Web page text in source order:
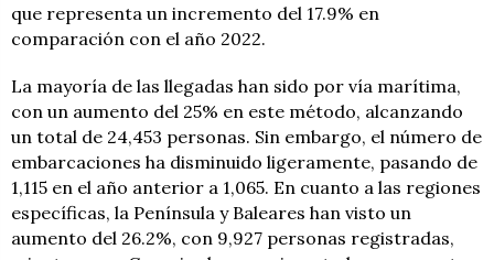
que representa un incremento del 17.9% en
comparación con el año 2022.
La mayoría de las llegadas han sido por vía marítima,
con un aumento del 25% en este método, alcanzando
un total de 24,453 personas. Sin embargo, el número de
embarcaciones ha disminuido ligeramente, pasando de
1,115 en el año anterior a 1,065. En cuanto a las regiones
específicas, la Península y Baleares han visto un
aumento del 26.2%, con 9,927 personas registradas,